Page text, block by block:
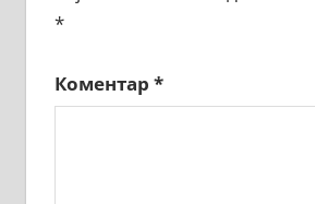
*
Коментар *